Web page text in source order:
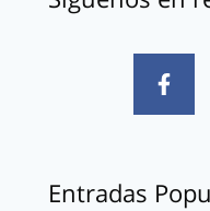
Entradas